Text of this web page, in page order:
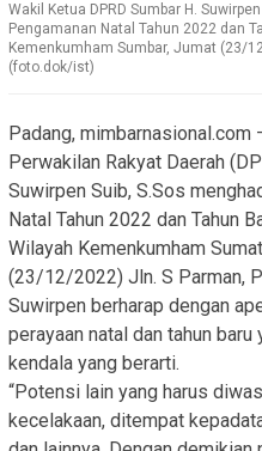
Wakil Ketua DPRD Sumbar H.
Pengamanan Natal Tahun 2022 dan
Kemenkumham Sumbar, Jumat (23/
(foto.dok/ist)
Padang, mimbarnasional.com
Perwakilan Rakyat Daerah
Suwirpen Suib, S.Sos
Natal Tahun 2022 dan Tahun
Wilayah Kemenkumham
(23/12/2022) Jln. S Parman,
Suwirpen berharap dengan
perayaan natal dan tahun baru
kendala yang berarti.
“Potensi lain yang harus
kecelakaan, ditempat